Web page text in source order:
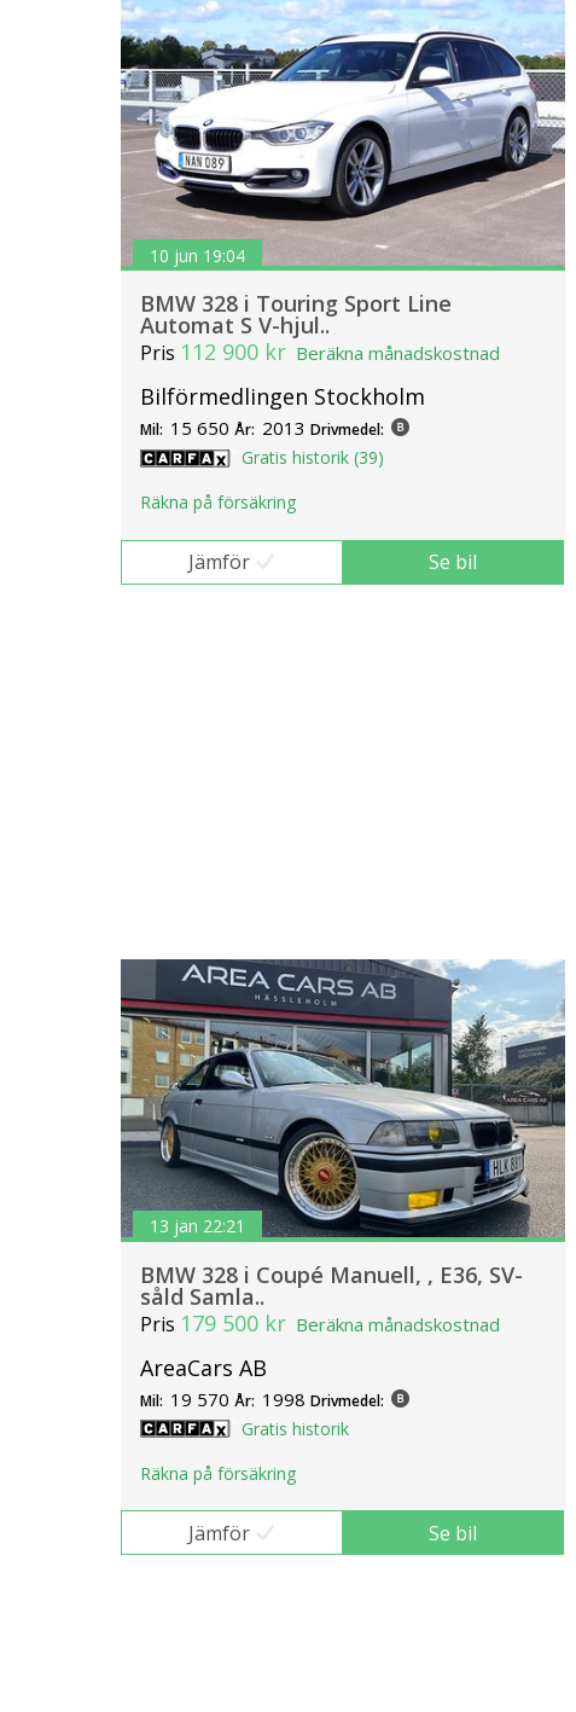
10 jun 19:04
BMW 328 i Touring Sport Line
Automat S V-hjul..
Pris 112 900 kr Beräkna månadskostnad
Bilförmedlingen Stockholm
Mil: 15 650 År: 2013 Drivmedel:
Gratis historik (39)
Räkna på försäkring
Jämför Se bil
13 jan 22:21
BMW 328 i Coupé Manuell, , E36, SV-
såld Samla..
Pris 179 500 kr Beräkna månadskostnad
AreaCars AB
Mil: 19 570 År: 1998 Drivmedel:
Gratis historik
Räkna på försäkring
Jämför Se bil